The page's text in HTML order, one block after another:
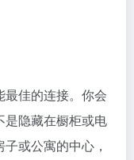
佳的连接。你会
是隐藏在橱柜或电
或公寓的中心，